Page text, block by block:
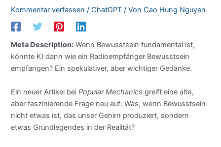
Kommentar verfassen /ChatGPT / VonCao Hung Nguyen
Meta Description: Wenn Bewusstsein fundamental ist,
könnte KI dann wie ein Radioempfänger Bewusstsein
empfangen? Ein spekulativer, aber wichtiger Gedanke.
Ein neuer Artikel beiPopular Mechanics greift eine alte,
aber faszinierende Frage neu auf: Was, wenn Bewusstsein
nicht etwas ist, das unser Gehirn produziert, sondern
etwas Grundlegendes in der Realität?